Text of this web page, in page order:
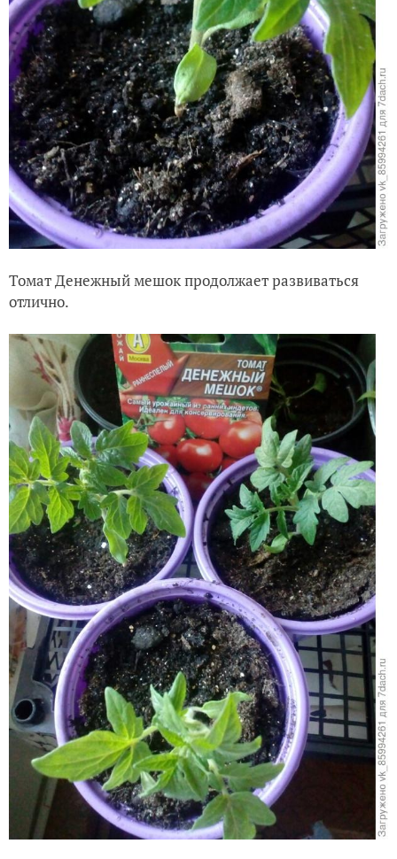
Томат Денежный мешок продолжает развиваться
отлично.